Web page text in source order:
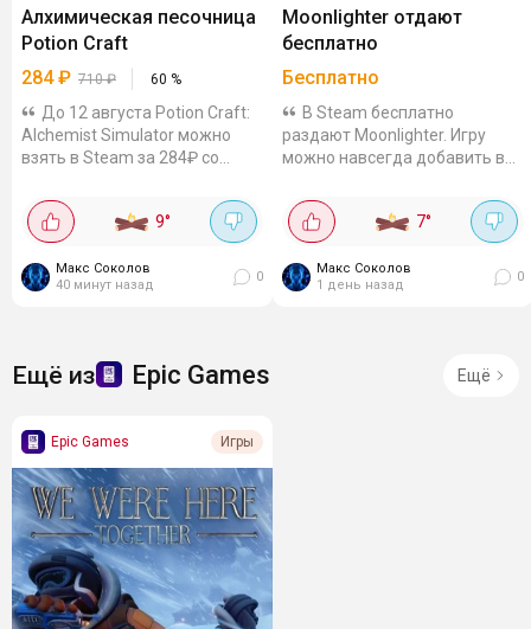
Алхимическая песочница
Potion Craft
284₽ 710₽ 60 %
До 12 августа Potion Craft:
Alchemist Simulator можно
взять в Steam за 284₽ со
можно посмотреть на Plati и
GGSEL. Алхимическая
песочница с визуальным
стилем под...
9°
Макс Соколов
40 минут назад
0
Moonlighter отдают
бесплатно
Бесплатно
В Steam бесплатно
раздают Moonlighter. Игру
можно навсегда добавить в
20:00. Action-RPG с
элементами roguelite про
Уилла - торговца, который
мечтает стать...
7°
Макс Соколов
1 день назад
0
Ещё из Epic Games Ещё
Epic Games Игры